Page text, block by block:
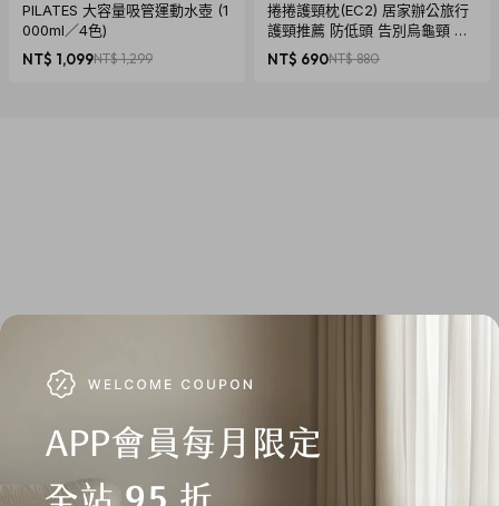
PILATES 大容量吸管運動水壺 (1
000ml／4色)
NT$ 1,099NT$ 1,299
捲捲護頸枕(EC2) 居家辦公旅行
護頸推薦 防低頭 告別烏龜頸 頸
椎養護 多色可選
NT$ 690NT$ 880